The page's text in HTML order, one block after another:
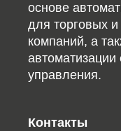
основе
для торговых
компаний, а
автоматизации
управления.
Контакты